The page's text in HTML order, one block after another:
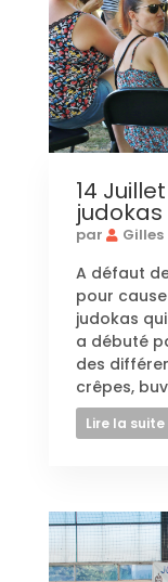
14
judokas
par Gilles
A défaut
pour
judokas
a débuté
des
crêpes,
Lire la suite